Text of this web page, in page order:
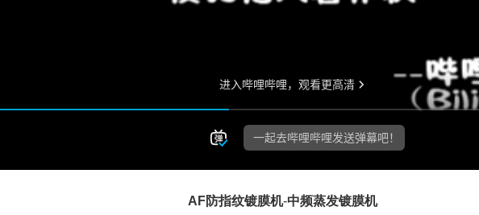
AF防指纹镀膜机-中频蒸发镀膜机